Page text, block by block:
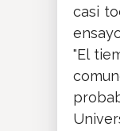
casi
"El